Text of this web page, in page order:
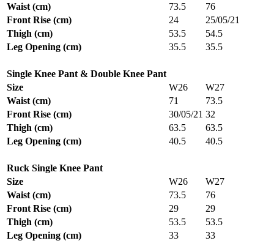
Waist (cm)
73.5
76
Front Rise (cm)
24
25/05/21
Thigh (cm)
53.5
54.5
Leg Opening (cm)
35.5 35.5
Single Knee Pant & Double Knee Pant
Size
W26
W27
Waist (cm)
71
73.5
Front Rise (cm)
30/05/21 32
Thigh (cm)
63.5
63.5
Leg Opening (cm)
40.5 40.5
Ruck Single Knee Pant
Size
W26
W27
Waist (cm)
73.5
76
Front Rise (cm)
29
29
Thigh (cm)
53.5
53.5
Leg Opening (cm)
33 33